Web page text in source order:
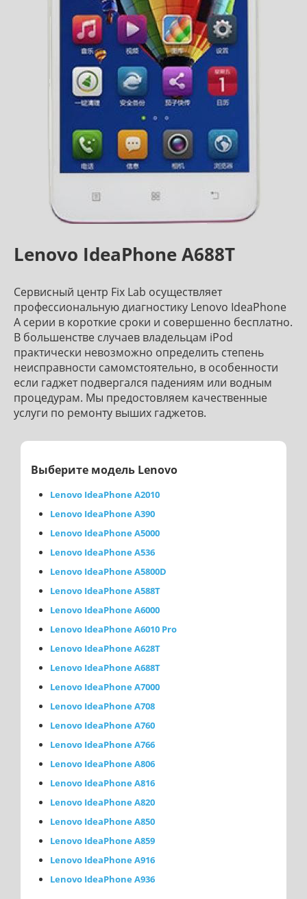
Lenovo IdeaPhone A688T
Сервисный центр Fix Lab осуществляет
профессиональную диагностику Lenovo IdeaPhone
A серии в короткие сроки и совершенно бесплатно.
В большенстве случаев владельцам iPod
практически невозможно определить степень
неисправности самомстоятельно, в особенности
если гаджет подвергался падениям или водным
процедурам. Мы предостовляем качественные
услуги по ремонту выших гаджетов.
Выберите модель Lenovo
Lenovo IdeaPhone A2010
Lenovo IdeaPhone A390
Lenovo IdeaPhone A5000
Lenovo IdeaPhone A536
Lenovo IdeaPhone A5800D
Lenovo IdeaPhone A588T
Lenovo IdeaPhone A6000
Lenovo IdeaPhone A6010 Pro
Lenovo IdeaPhone A628T
Lenovo IdeaPhone A688T
Lenovo IdeaPhone A7000
Lenovo IdeaPhone A708
Lenovo IdeaPhone A760
Lenovo IdeaPhone A766
Lenovo IdeaPhone A806
Lenovo IdeaPhone A816
Lenovo IdeaPhone A820
Lenovo IdeaPhone A850
Lenovo IdeaPhone A859
Lenovo IdeaPhone A916
Lenovo IdeaPhone A936